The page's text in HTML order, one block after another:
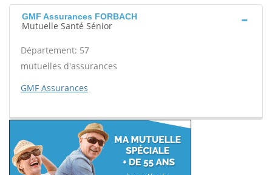
GMF Assurances FORBACH
Mutuelle Santé Sénior
Département: 57
mutuelles d'assurances
GMF Assurances